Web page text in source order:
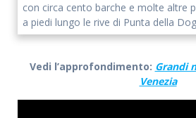
con circa cento barche e molte altre
a piedi lungo le rive di Punta della
Vedi l’approfondimento: Grandi
Venezia